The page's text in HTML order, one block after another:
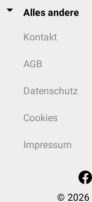
Alles andere
Kontakt
AGB
Datenschutz
Cookies
Impressum
© 2026